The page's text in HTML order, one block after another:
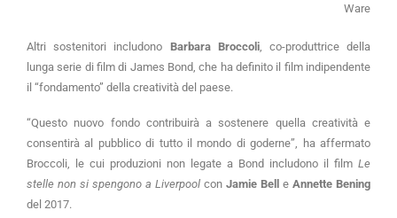
Ware
Altri sostenitori includono Barbara Broccoli, co-produttrice della
lunga serie di film di James Bond, che ha definito il film indipendente
il “fondamento” della creatività del paese.
“Questo nuovo fondo contribuirà a sostenere quella creatività e
consentirà al pubblico di tutto il mondo di goderne”, ha affermato
Broccoli, le cui produzioni non legate a Bond includono il film Le
stelle non si spengono a Liverpool con Jamie Bell e Annette Bening
del 2017.